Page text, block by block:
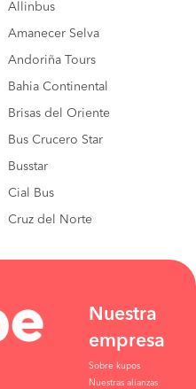
COMPRAR
Allinbus
Amanecer Selva
Andoriña Tours
Bahia Continental
Brisas del Oriente
Bus Crucero Star
Busstar
Cial Bus
Cruz del Norte
Nuestra
empresa
Sobre kupos
Nuestras alianzas